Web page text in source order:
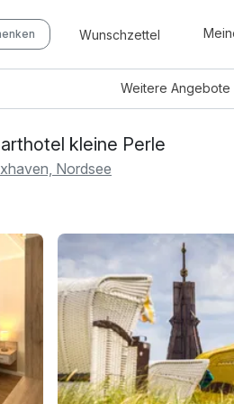
Wunschzettel
WeitereAngebote
kleine Perle
Nordsee